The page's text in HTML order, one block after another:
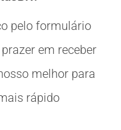
pelo formulário
em receber
melhor para
rápido